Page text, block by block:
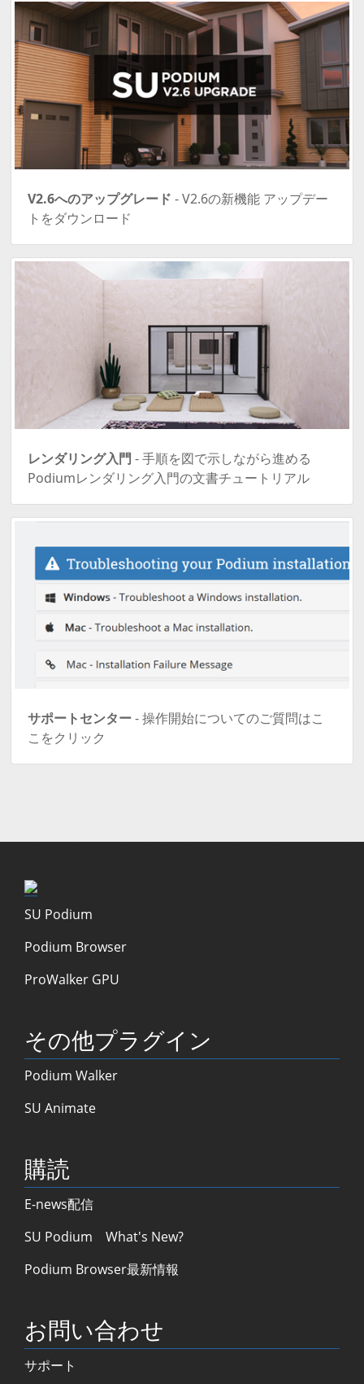
V2.6へのアップグレード - V2.6の新機能 アップデー
トをダウンロード
レンダリング入門 - 手順を図で示しながら進める
Podiumレンダリング入門の文書チュートリアル
サポートセンター- 操作開始についてのご質問はこ
こをクリック
SU Podium
Podium Browser
ProWalker GPU
その他プラグイン
Podium Walker
SU Animate
購読
E-news配信
SU Podium What's New?
Podium Browser最新情報
お問い合わせ
サポート